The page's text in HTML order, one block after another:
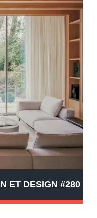
ET DESIGN #280